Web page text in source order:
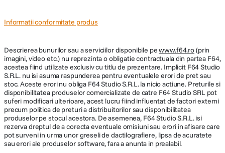
O gama completa de obiective M.Zuiko Digital
Rezolutie Foto 20 Mpx
Format fisiere JPEG, RAW
Profunzime
culoare
12-bit
Sensibilitate
ISO
Auto, de la 200 la 25600 (extins: de la 64
la 25600)
Informatii conformitate produs
Descrierea bunurilor sau a serviciilor disponibile pewww.f64.ro(prin
imagini, video etc.) nu reprezinta o obligatie contractuala din partea F64,
acestea fiind utilizate exclusiv cu titlu de prezentare. Implicit F64 Studio
S.R.L. nu isi asuma raspunderea pentru eventualele erori de pret sau
stoc. Aceste erori nu obliga F64 Studio S.R.L. la nicio actiune. Preturile si
disponibilitatea produselor comercializate de catre F64 Studio SRL pot
suferi modificari ulterioare, acest lucru fiind influentat de factori externi
precum politica de preturi a distribuitorilor sau disponibilitatea
produselor pe stocul acestora. De asemenea, F64 Studio S.R.L. isi
rezerva dreptul de a corecta eventuale omisiuni sau erori in afisare care
pot surveni in urma unor greseli de dactilografiere, lipsa de acuratete
sau erori ale produselor software, fara a anunta in prealabil.